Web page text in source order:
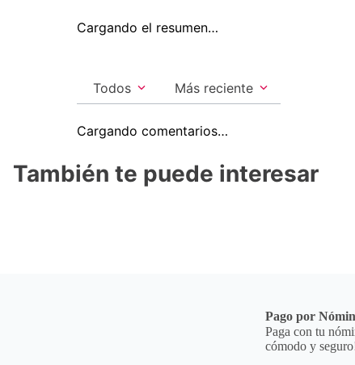
Cargando el resumen…
Más reciente
Todos
Cargando comentarios…
También te puede interesar
Pago por
Paga con tu
cómodo y